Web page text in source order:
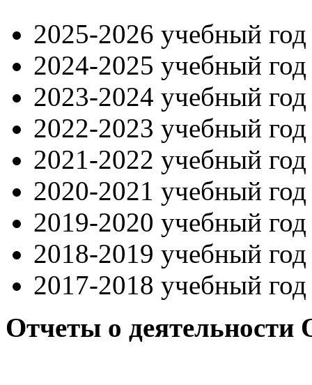
2025-2026 учебный
2024-2025 учебный
2023-2024 учебный
2022-2023 учебный
2021-2022 учебный
2020-2021 учебный
2019-2020 учебный
2018-2019 учебный
2017-2018 учебный
Отчеты о